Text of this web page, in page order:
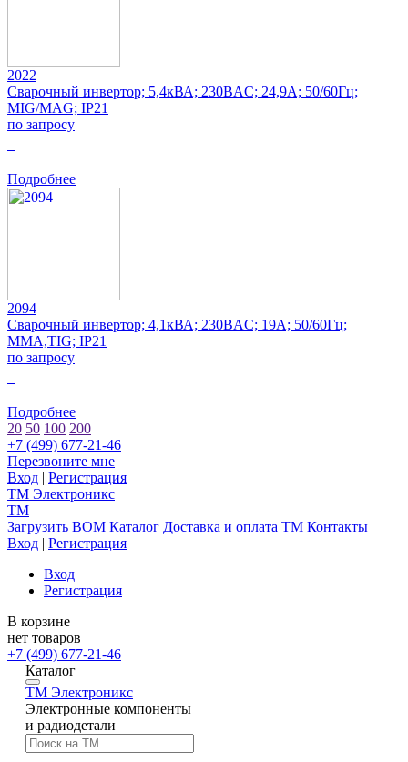
2022
Сварочный инвертор; 5,4кВА; 230ВAC; 24,9А; 50/60Гц;
MIG/MAG; IP21
по запросу
Подробнее
2094
Сварочный инвертор; 4,1кВА; 230ВAC; 19А; 50/60Гц;
MMA,TIG; IP21
по запросу
Подробнее
20 50 100 200
+7 (499) 677-21-46
Перезвоните мне
Вход | Регистрация
TM Электроникс
TM
Загрузить BOM Каталог Доставка и оплата TM Контакты
Вход | Регистрация
Вход
Регистрация
В корзине
нет товаров
+7 (499) 677-21-46
Каталог
TM Электроникс
Электронные компоненты
и радиодетали